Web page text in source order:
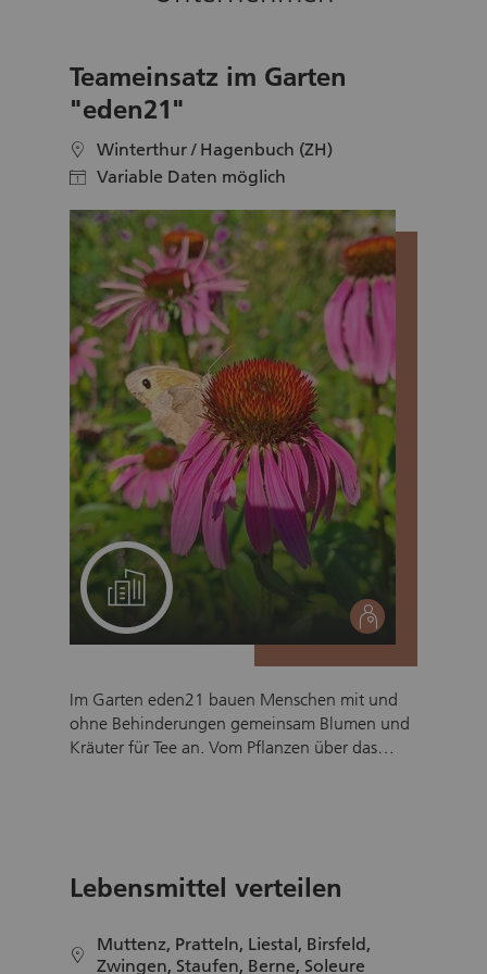
und fachlich begleitet.
Teameinsatz im Garten
"eden21"
location Winterthur / Hagenbuch (ZH)
calendar Variable Daten möglich
Ein Projekt für Ihr Team
social
Im Garten eden21 bauen Menschen mit und
ohne Behinderungen gemeinsam Blumen und
Kräuter für Tee an. Vom Pflanzen über das
Berührungsängste ab, macht individuelle
Zusammenarbeit auf Augenhöhe für alle
bereichernd und gewinnbringend ist – in der
Lebensmittel verteilen
location
Muttenz, Pratteln, Liestal, Birsfeld,
Zwingen, Staufen, Berne, Soleure